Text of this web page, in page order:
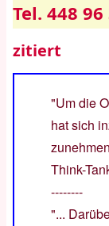
Tel. 448 96
zitiert
"Um die
hat sich
Think-
--------
"...